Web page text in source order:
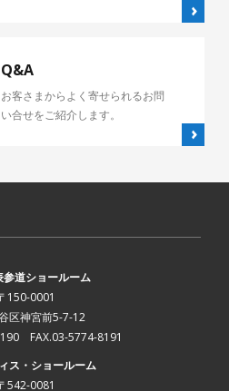
Q&A
お客さまからよく寄せられるお問
い合せをご紹介します。
参道ショールーム
150-0001
区神宮前5-7-12
FAX.03-5774-8191
ス・ショールーム
542-0081